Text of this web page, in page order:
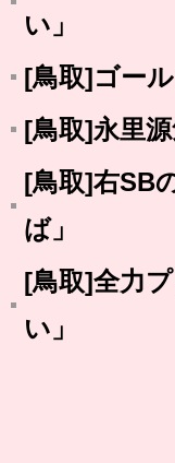
い」
[鳥取]ゴー
[鳥取]永里
[鳥取]右SB
ば」
[鳥取]全力
い」